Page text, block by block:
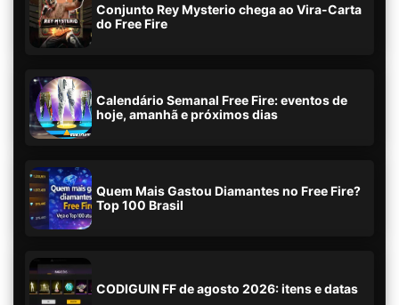
Conjunto Rey Mysterio chega ao Vira-Carta
do Free Fire
Calendário Semanal Free Fire: eventos de
hoje, amanhã e próximos dias
Quem Mais Gastou Diamantes no Free Fire?
Top 100 Brasil
CODIGUIN FF de agosto 2026: itens e datas